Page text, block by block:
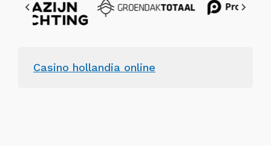
Casino hollandia online